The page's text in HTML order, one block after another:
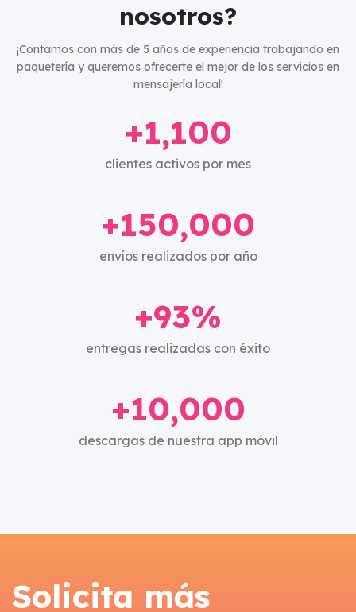
nosotros?
¡Contamos con más de 5 años de experiencia trabajando en
paquetería y queremos ofrecerte el mejor de los servicios en
mensajería local!
+1,100
clientes activos por mes
+150,000
envíos realizados por año
+93%
entregas realizadas con éxito
+10,000
descargas de nuestra app móvil
Solicita más